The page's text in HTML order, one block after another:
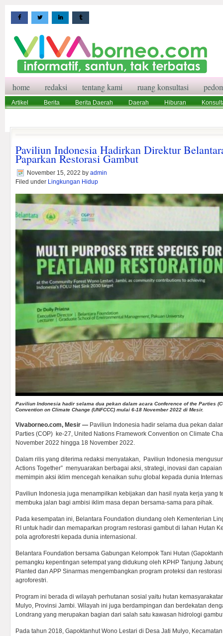
home redaksi tentang kami ruang konsultasi
Artikel Berita Berita Daerah Daerah Hiburan
Paviliun Indonesia Hadirkan Direktur
Paparkan Restorasi Gambut
November 15, 2022 by admin
Filed under Lingkungan Hidup
Paviliun Indonesia hadir selama dua pekan dalam acara Conference of the Parties
Convention on Climate Change (UNFCCC) mulai 6-18 November 2022 di Mesir.
Vivaborneo.com, Mesir — Paviliun Indonesia hadir selama dua pekan
Parties (COP) ke-27, United Nations Framework Convention on Climate
November 2022 hingga 18 November 2022.
Dalam rilis yang diterima redaksi menyatakan, Paviliun Indonesia
Actions Together” menyuarakan berbagai aksi, strategi, inovasi dan
memimpin aksi iklim mencegah kenaikan suhu global kepada dunia
Paviliun Indonesia juga menampilkan kebijakan dan hasil nyata kerja yang
membuka jalan bagi ambisi iklim masa depan bersama-sama para pihak.
Pada kesempatan ini, Belantara Foundation diundang oleh Kementerian
RI untuk hadir dan memaparkan program restorasi gambut di lahan Hutan
pola agroforestri kepada dunia internasional.
Belantara Foundation bersama Gabungan Kelompok Tani Hutan
pemangku kepentingan setempat yang didukung oleh KPHP Tanjung
Planted dan APP Sinarmas mengembangkan program proteksi dan
agroforestri.
Program ini berada di wilayah perhutanan sosial yaitu hutan
Mulyo, Provinsi Jambi. Wilayah ini juga berdampingan dan berdekatan
Londrang yang merupakan bagian dari salah satu kawasan hidrologi
Pada tahun 2018, Gapoktanhut Wono Lestari di Desa Jati Mulyo,